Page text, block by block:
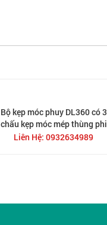
Bộ kẹp móc phuy DL360 có 3
chấu kẹp móc mép thùng phi
Liên Hệ: 0932634989